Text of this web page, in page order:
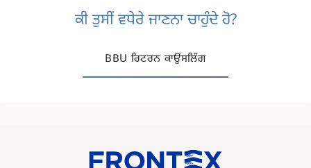
ਕੀ ਤੁਸੀਂ ਵਧੇਰੇ ਜਾਣਨਾ ਚਾਹੁੰਦੇ ਹੋ?
BBU ਰਿਟਰਨ ਕਾਉਂਸਲਿੰਗ